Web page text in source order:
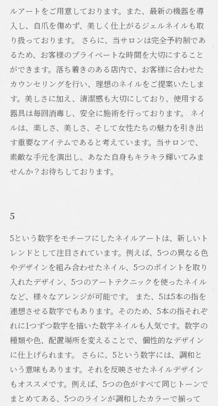
ルアートをご用意しております。また、最新の機器を導
入し、自爪を傷めず、美しく仕上がるジェルネイルも取
り扱っております。 さらに、当サロンは完全予約制であ
るため、お客様のプライベートな時間を大切にすること
ができます。落ち着きのある店内で、お客様に合わせた
カウンセリングを行い、理想のネイルをご提案いたしま
す。美しさに加え、清潔感も大切にしており、使用する
器具は毎回消毒し、安全に施術を行っております。 ネイ
ルは、楽しさ、美しさ、そして女性たちの魅力を引き出
す重要なアイテムであると考えています。当サロンで、
素敵な手元を演出し、あなた自身もキラキラ輝いてみま
せんか？お待ちしております。
5
5という数字をモチーフにしたネイルアートは、新しいト
レンドとして注目されています。例えば、5つの異なる色
やデザインを組み合わせたネイル、5つのポイントを取り
入れたデザイン、5つのアートテクニックを使ったネイル
など、様々なアレンジが可能です。 また、5は5本の指を
連想させる数字でもあります。そのため、5本の指それぞ
れに1つずつ数字を描いた数字ネイルも人気です。数字の
種類や色、配置場所を変えることで、個性的なデザイン
に仕上げられます。 さらに、5という数字には、調和と
いう意味もあります。それを反映させたネイルデザイン
もオススメです。例えば、5つの色がすべて同じトーンで
まとめてある、5つのラインが調和したカラーで揃って